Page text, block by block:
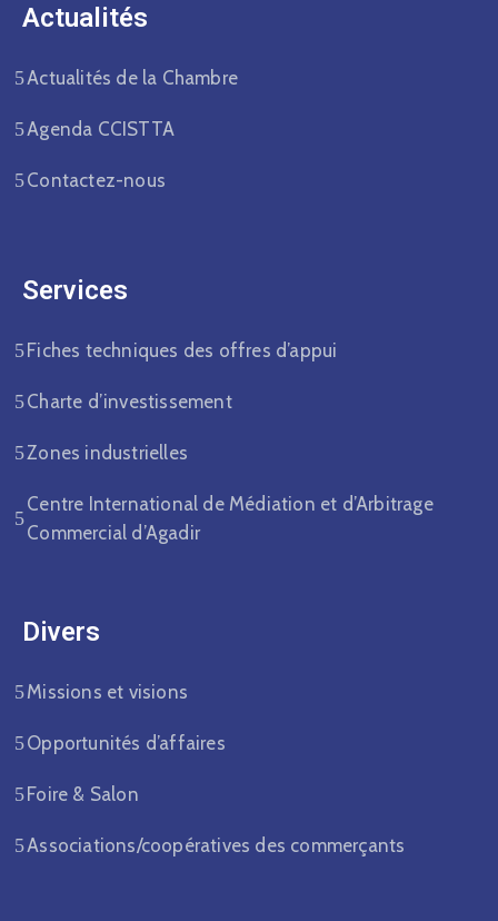
Actualités​
Actualités de la Chambre
Agenda CCISTTA
Contactez-nous
Services
Fiches techniques des offres d’appui
Charte d’investissement
Zones industrielles
Centre International de Médiation et d’Arbitrage
Commercial d’Agadir
Divers​
Missions et visions
Opportunités d’affaires
Foire & Salon
Associations/coopératives des commerçants